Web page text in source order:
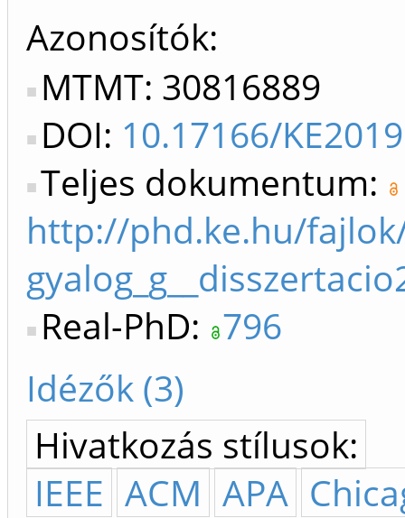
Azonosítók
MTMT: 30816889
DOI: 10.17166/
Teljes dokumentum:
http://phd.ke.hu/
Real-PhD: 796
Idézők (3)
Hivatkozás stílusok:
IEEE ACM APA